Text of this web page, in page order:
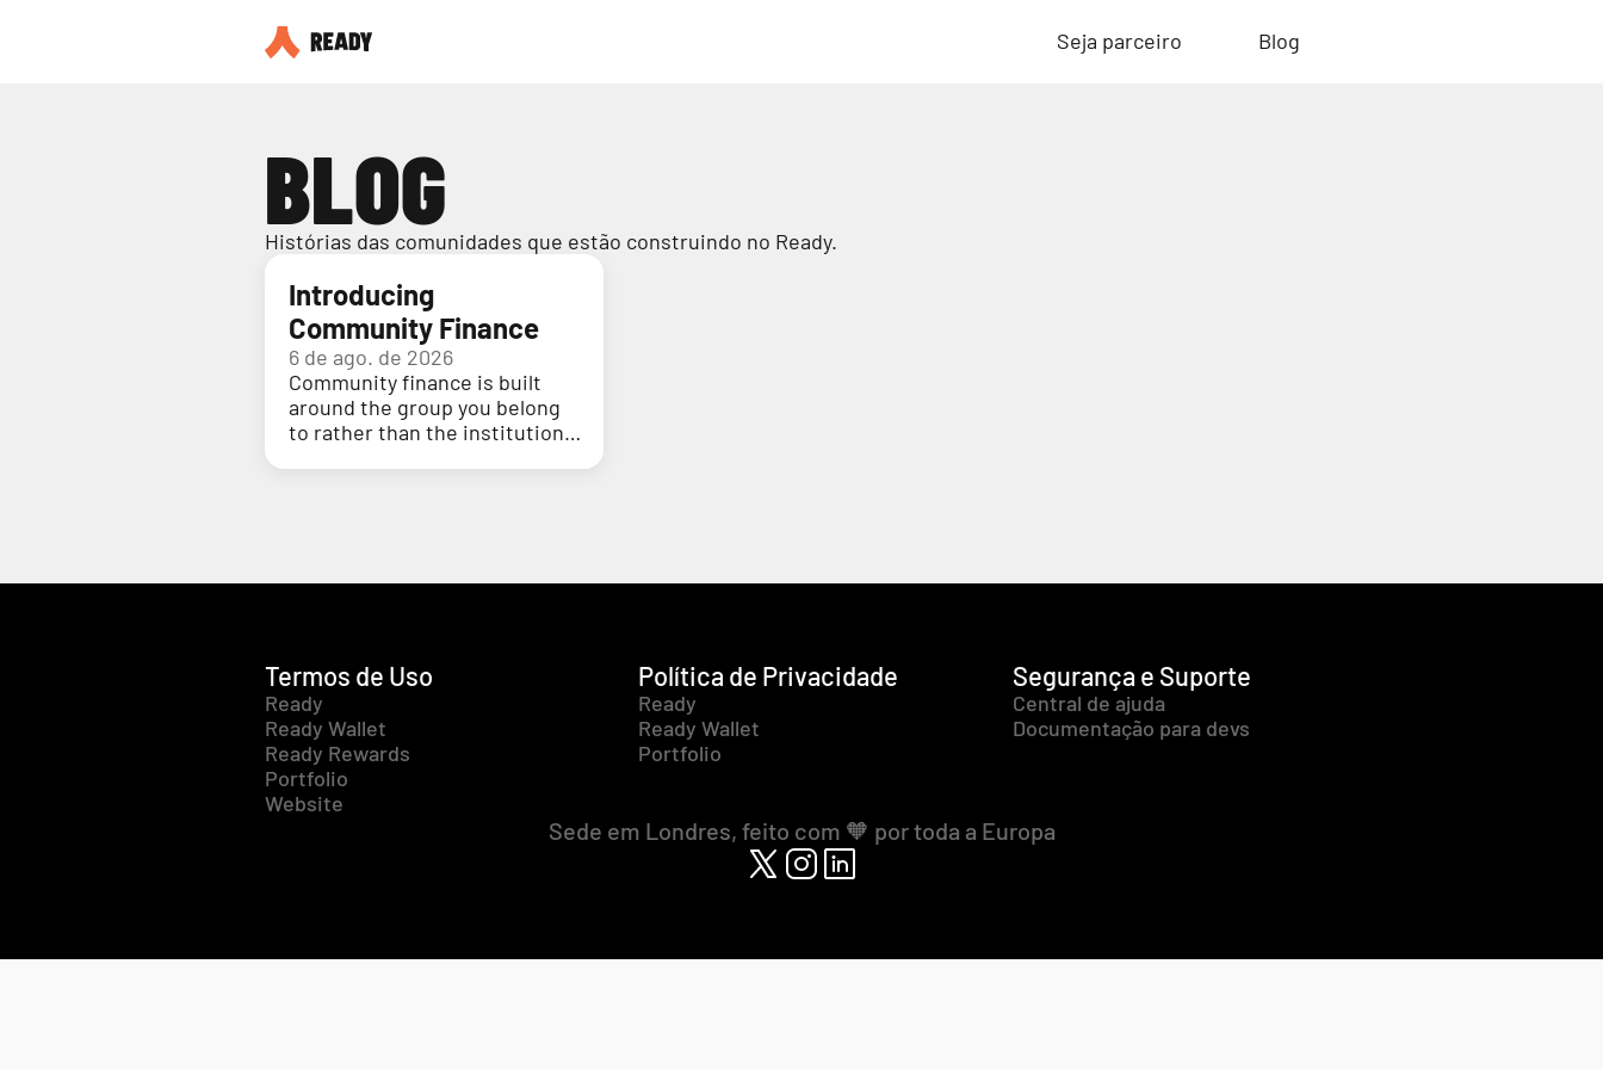
Seja parceiro Blog
BLOG
Histórias das comunidades que estão construindo no Ready.
Introducing
Community Finance
6 de ago. de 2026
Community finance is built
around the group you belong
to rather than the institution
Termos de Uso
Ready
Ready Wallet
Ready Rewards
Portfolio
Website
Política de Privacidade
Ready
Ready Wallet
Portfolio
Segurança e Suporte
Central de ajuda
Documentação para devs
Sede em Londres, feito com 🧡 por toda a Europa